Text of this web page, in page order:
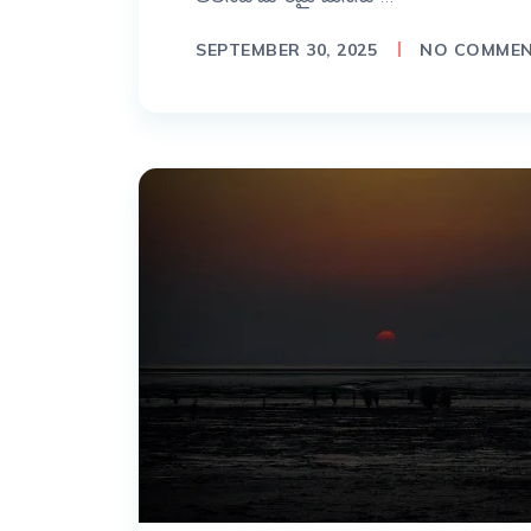
SEPTEMBER 30, 2025 NO